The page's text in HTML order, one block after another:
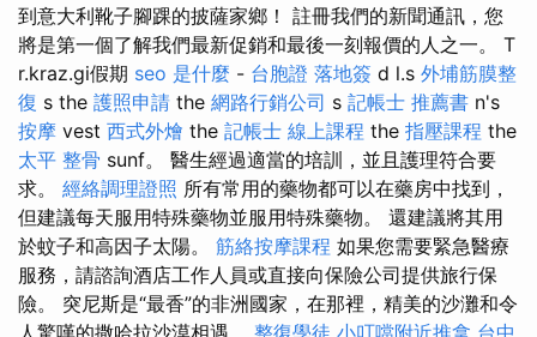
到意大利靴子腳踝的披薩家鄉！ 註冊我們的新聞通訊，您
將是第一個了解我們最新促銷和最後一刻報價的人之一。 T
r.kraz.gi假期 seo 是什麼 - 台胞證 落地簽 d l.s 外埔筋膜整
復 s the 護照申請 the 網路行銷公司 s 記帳士 推薦書 n's
按摩 vest 西式外燴 the 記帳士 線上課程 the 指壓課程 the
太平 整骨 sunf。 醫生經過適當的培訓，並且護理符合要
求。 經絡調理證照 所有常用的藥物都可以在藥房中找到，
但建議每天服用特殊藥物並服用特殊藥物。 還建議將其用
於蚊子和高因子太陽。 筋絡按摩課程 如果您需要緊急醫療
服務，請諮詢酒店工作人員或直接向保險公司提供旅行保
險。 突尼斯是“最香”的非洲國家，在那裡，精美的沙灘和令
人驚嘆的撒哈拉沙漠相遇。 整復學徒 小叮噹附近推拿 台中